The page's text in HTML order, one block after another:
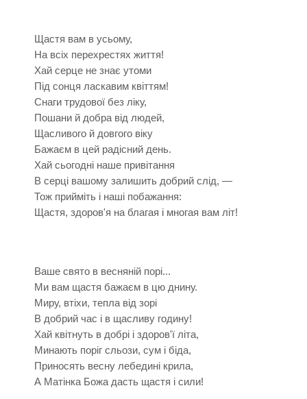
Щастя вам в усьому,
На всіх перехрестях життя!
Хай серце не знає утоми
Під сонця ласкавим квіттям!
Снаги трудової без ліку,
Пошани й добра від людей,
Щасливого й довгого віку
Бажаєм в цей радісний день.
Хай сьогодні наше привітання
В серці вашому залишить добрий слід, —
Тож прийміть і наші побажання:
Щастя, здоров'я на благая і многая вам літ!
Ваше свято в весняній порі...
Ми вам щастя бажаєм в цю днину.
Миру, втіхи, тепла від зорі
В добрий час і в щасливу годину!
Хай квітнуть в добрі і здоров'ї літа,
Минають поріг сльози, сум і біда,
Приносять весну лебедині крила,
А Матінка Божа дасть щастя і сили!